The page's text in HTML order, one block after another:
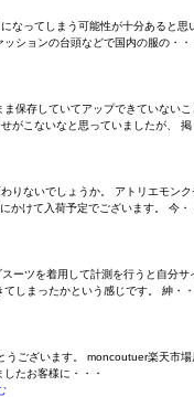
なってしまう可能性が十分あると
ションの台頭などで国内の服の・・
保存していてアップできていない
がこないなと思っていましたが、 掲
りないでしょうか。 アトリエモン
かけて入荷予定でございます。 今・
ーツを着用して計測を行うと自分
しまったかという感じです。 紳・・
ございます。 moncoutuer楽天市
たお客様に・・・